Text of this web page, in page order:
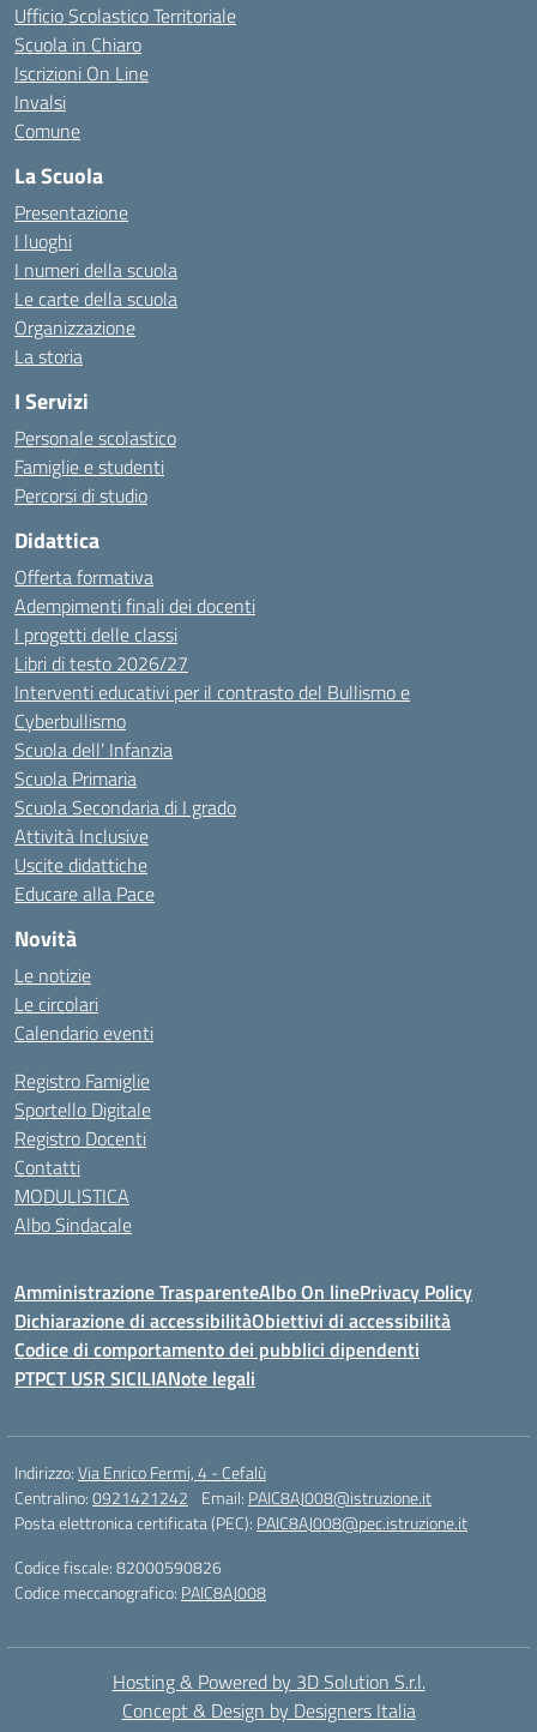
Ufficio Scolastico Territoriale
Scuola in Chiaro
Iscrizioni On Line
Invalsi
Comune
La Scuola
Presentazione
I luoghi
I numeri della scuola
Le carte della scuola
Organizzazione
La storia
I Servizi
Personale scolastico
Famiglie e studenti
Percorsi di studio
Didattica
Offerta formativa
Adempimenti finali dei docenti
I progetti delle classi
Libri di testo 2026/27
Interventi educativi per il contrasto del Bullismo e
Cyberbullismo
Scuola dell’ Infanzia
Scuola Primaria
Scuola Secondaria di I grado
Attività Inclusive
Uscite didattiche
Educare alla Pace
Novità
Le notizie
Le circolari
Calendario eventi
Registro Famiglie
Sportello Digitale
Registro Docenti
Contatti
MODULISTICA
Albo Sindacale
Amministrazione TrasparenteAlbo On linePrivacy Policy
Dichiarazione di accessibilitàObiettivi di accessibilità
Codice di comportamento dei pubblici dipendenti
PTPCT USR SICILIANote legali
Indirizzo:Via Enrico Fermi, 4 - Cefalù
Centralino:0921421242 Email: PAIC8AJ008@istruzione.it
Posta elettronica certificata (PEC): PAIC8AJ008@pec.istruzione.it
Codice fiscale: 82000590826
Codice meccanografico: PAIC8AJ008
Hosting & Powered by 3D Solution S.r.l.
Concept & Design by Designers Italia